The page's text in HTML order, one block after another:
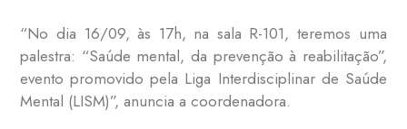
“No dia 16/09, às 17h, na sala R-101, teremos uma
palestra: “Saúde mental, da prevenção à reabilitação”,
evento promovido pela Liga Interdisciplinar de Saúde
Mental (LISM)”, anuncia a coordenadora.